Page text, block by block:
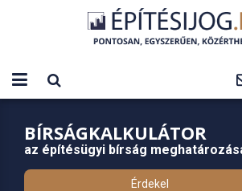
BÍRSÁGKALKULÁTOR
az építésügyi bírság
Érdekel